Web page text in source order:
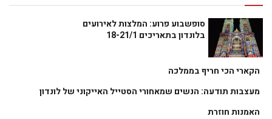
סופשבוע פרוע: המלצות לאירועים
בלונדון בתאריכים 18-21/1
הקארי הכי חריף בממלכה
מעצבות תודעה: הנשים שמאחורי הסטייל האייקוני של לונדון
האמנות חוזרת